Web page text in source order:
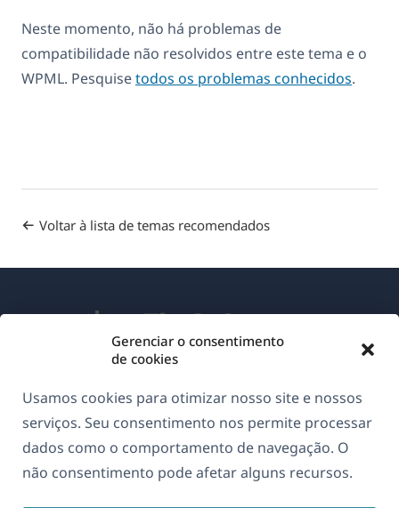
Gerenciar o consentimento
de cookies
Usamos cookies para otimizar nosso site e nossos
serviços. Seu consentimento nos permite processar
dados como o comportamento de navegação. O
não consentimento pode afetar alguns recursos.
Neste momento, não há problemas de
compatibilidade não resolvidos entre este tema e o
WPML. Pesquisetodos os problemas conhecidos.
Voltar à lista de temas recomendados
GDPR & Política de Privacidade
Junte-se à nossa equipe(abre
em
(abre